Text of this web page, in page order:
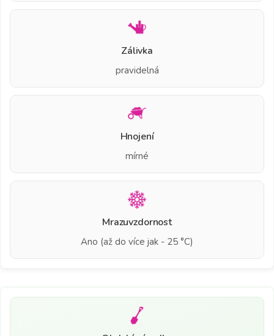
Zálivka
pravidelná
Hnojení
mírné
Mrazuvzdornost
Ano (až do více jak - 25 °C)